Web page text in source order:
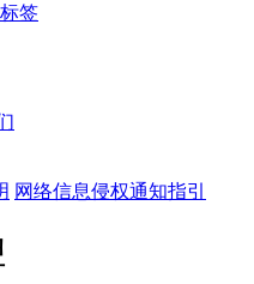
签
网络信息侵权通知指引